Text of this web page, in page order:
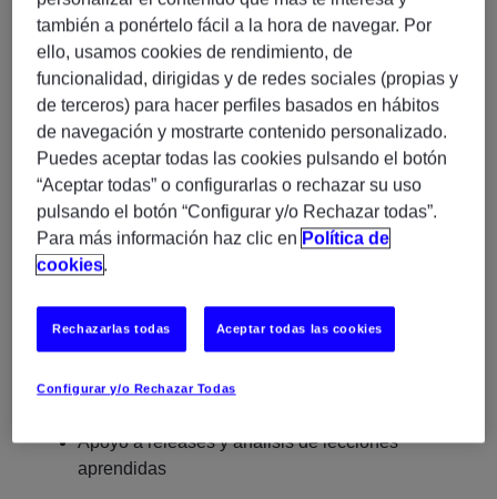
Planificación y coordinación de proyectos IT
Gestión de alcance, tiempos, riesgos,
dependencias y prioridades
Coordinación de equipos internos, proveedores
y stakeholders
Asegurar calidad, cumplimiento y requisitos del
Reporting de estado y comunicación de
avances
Apoyo a releases y análisis de lecciones
aprendidas
también a ponértelo fácil a la hora de navegar. Por
ello, usamos cookies de rendimiento, de
funcionalidad, dirigidas y de redes sociales (propias y
de terceros) para hacer perfiles basados en hábitos
de navegación y mostrarte contenido personalizado.
Puedes aceptar todas las cookies pulsando el botón
“Aceptar todas” o configurarlas o rechazar su uso
pulsando el botón “Configurar y/o Rechazar todas”.
Para más información haz clic en Política de
cookies.
Configurar y/o Rechazar Todas
Rechazarlas todas Aceptar todas las cookies